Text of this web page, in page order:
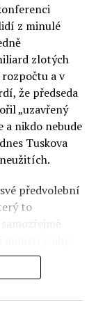
budou na
AI bude
se z
akcí.
veřejných a
a
zásadním
zváží, do
života
ve
zajistit
z minulé
zlotých
a v
že předseda
„uzavřený
a nikdo nebude
Tuskova
předvolební
to
členů PiS, a
Domański